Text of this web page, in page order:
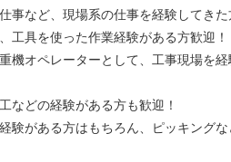
事など、現場系の仕事を経験してきた
工具を使った作業経験がある方歓迎！
機オペレーターとして、工事現場を
などの経験がある方も歓迎！
験がある方はもちろん、ピッキング